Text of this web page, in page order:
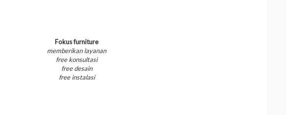
Fokus furniture
memberikan layanan
free konsultasi
free desain
free instalasi